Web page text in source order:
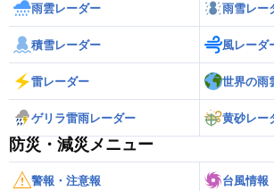
雨雲レーダー 雨雪レー
積雪レーダー 風レーダ
雷レーダー 世界の雨
ゲリラ雷雨レーダー 黄砂レー
防災・減災メニュー
警報・注意報 台風情報